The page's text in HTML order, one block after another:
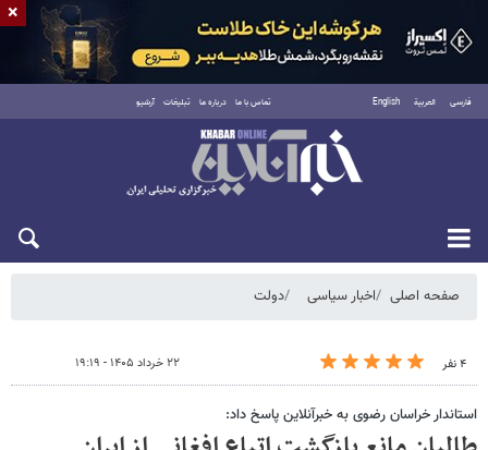
فارسی العربية English تماس با ما درباره ما تبلیغات آرشیو
شنبه ۱۷ مرداد ۱۴۰۵
صفحه اصلی اخبار سیاسی دولت
۴ نفر ۲۲ خرداد ۱۴۰۵ - ۱۹:۱۹
استاندار خراسان رضوی به خبرآنلاین پاسخ داد:
×